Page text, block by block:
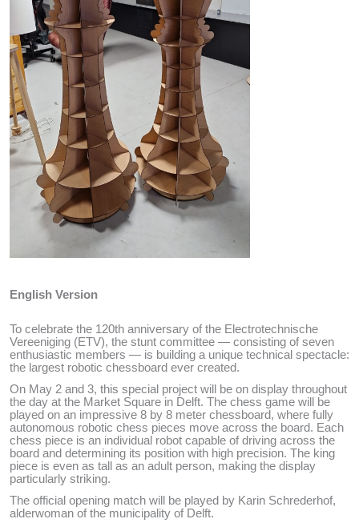
English Version
To celebrate the 120th anniversary of the Electrotechnische
Vereeniging (ETV), the stunt committee — consisting of seven
enthusiastic members — is building a unique technical spectacle:
the largest robotic chessboard ever created.
On May 2 and 3, this special project will be on display throughout
the day at the Market Square in Delft. The chess game will be
played on an impressive 8 by 8 meter chessboard, where fully
autonomous robotic chess pieces move across the board. Each
chess piece is an individual robot capable of driving across the
board and determining its position with high precision. The king
piece is even as tall as an adult person, making the display
particularly striking.
The official opening match will be played by Karin Schrederhof,
alderwoman of the municipality of Delft.